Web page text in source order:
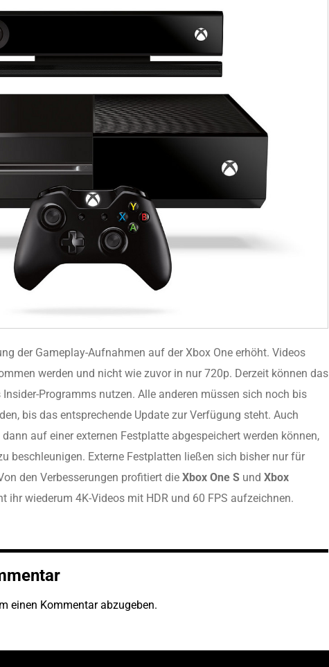
der Gameplay-Aufnahmen auf der Xbox One erhöht. Videos
werden und nicht wie zuvor in nur 720p. Derzeit können das
Programms nutzen. Alle anderen müssen sich noch bis
bis das entsprechende Update zur Verfügung steht. Auch
auf einer externen Festplatte abgespeichert werden können,
beschleunigen. Externe Festplatten ließen sich bisher nur für
den Verbesserungen profitiert die Xbox One S und Xbox
ihr wiederum 4K-Videos mit HDR und 60 FPS aufzeichnen.
einen Kommentar abzugeben.